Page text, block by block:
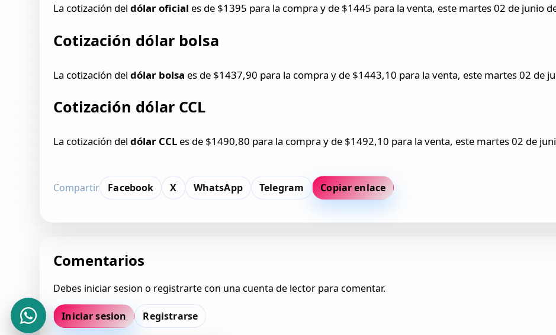
La cotización deldólar oficial es de $1395 para la compra y de $1445 para la venta, este martes 02 de junio
Cotización dólar bolsa
La cotización deldólar bolsa es de $1437,90 para la compra y de $1443,10 para la venta, este martes 02 de
Cotización dólar CCL
La cotización deldólar CCL es de $1490,80 para la compra y de $1492,10 para la venta, este martes 02 de
Compartir Facebook X WhatsApp Telegram Copiar enlace
Comentarios
Debes iniciar sesion o registrarte con una cuenta de lector para comentar.
Iniciar sesion Registrarse